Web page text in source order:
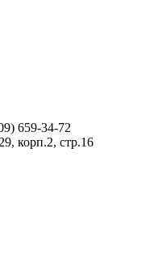
659-34-72
корп.2, стр.16